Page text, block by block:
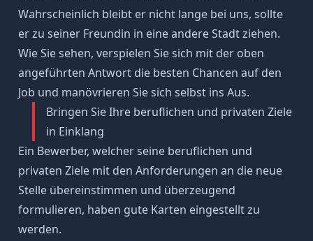
Wahrscheinlich bleibt er nicht lange bei uns, sollte
er zu seiner Freundin in eine andere Stadt ziehen.
Wie Sie sehen, verspielen Sie sich mit der oben
angeführten Antwort die besten Chancen auf den
Job und manövrieren Sie sich selbst ins Aus.
Bringen Sie Ihre beruflichen und privaten Ziele
in Einklang
Ein Bewerber, welcher seine beruflichen und
privaten Ziele mit den Anforderungen an die neue
Stelle übereinstimmen und überzeugend
formulieren, haben gute Karten eingestellt zu
werden.